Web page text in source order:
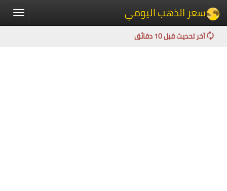
Toggle سعر الذهب اليومي
آخر تحديث قبل 10 دقائق